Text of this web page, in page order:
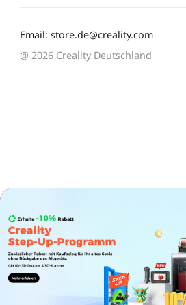
*BEWERTEN SIE IHR
DIESER SEITE:
UNZUFRIEDEN
3 5 6 7
Email: store.de@creality.com
@ 2026 Creality Deutschland